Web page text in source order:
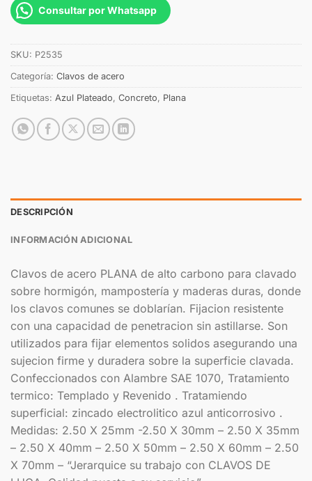
Consultar por Whatsapp
SKU: P2535
Categoría: Clavos de acero
Etiquetas: Azul Plateado, Concreto, Plana
DESCRIPCIÓN
INFORMACIÓN ADICIONAL
Clavos de acero PLANA de alto carbono para clavado
sobre hormigón, mampostería y maderas duras, donde
los clavos comunes se doblarían. Fijacion resistente
con una capacidad de penetracion sin astillarse. Son
utilizados para fijar elementos solidos asegurando una
sujecion firme y duradera sobre la superficie clavada.
Confeccionados con Alambre SAE 1070, Tratamiento
termico: Templado y Revenido . Tratamiendo
superficial: zincado electrolitico azul anticorrosivo .
Medidas: 2.50 X 25mm -2.50 X 30mm – 2.50 X 35mm
– 2.50 X 40mm – 2.50 X 50mm – 2.50 X 60mm – 2.50
X 70mm – “Jerarquice su trabajo con CLAVOS DE